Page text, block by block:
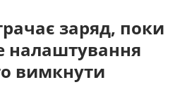
заряд, поки
налаштування
вимкнути